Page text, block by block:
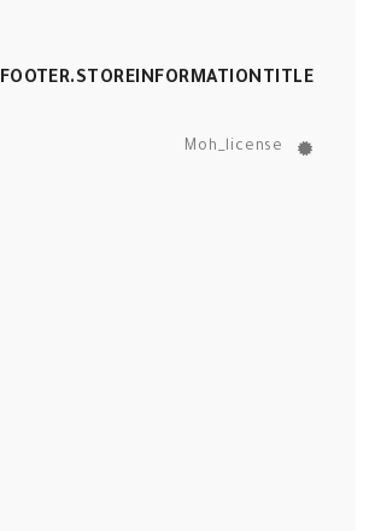
FOOTER.STOREINFORMATIONTITLE
Moh_license